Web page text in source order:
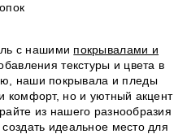
с нашими покрывалами и
текстуры и цвета в
наши покрывала и пледы
комфорт, но и уютный акцент
из нашего разнообразия
идеальное место для